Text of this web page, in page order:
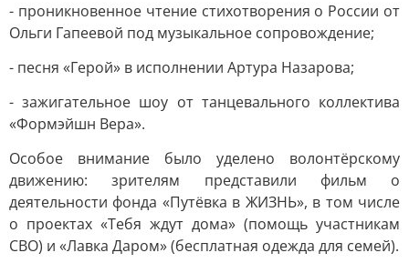
- проникновенное чтение стихотворения о России от
Ольги Гапеевой под музыкальное сопровождение;
- песня «Герой» в исполнении Артура Назарова;
- зажигательное шоу от танцевального коллектива
«Формэйшн Вера».
Особое внимание было уделено волонтёрскому
движению: зрителям представили фильм о
деятельности фонда «Путёвка в ЖИЗНЬ», в том числе
о проектах «Тебя ждут дома» (помощь участникам
СВО) и «Лавка Даром» (бесплатная одежда для семей).